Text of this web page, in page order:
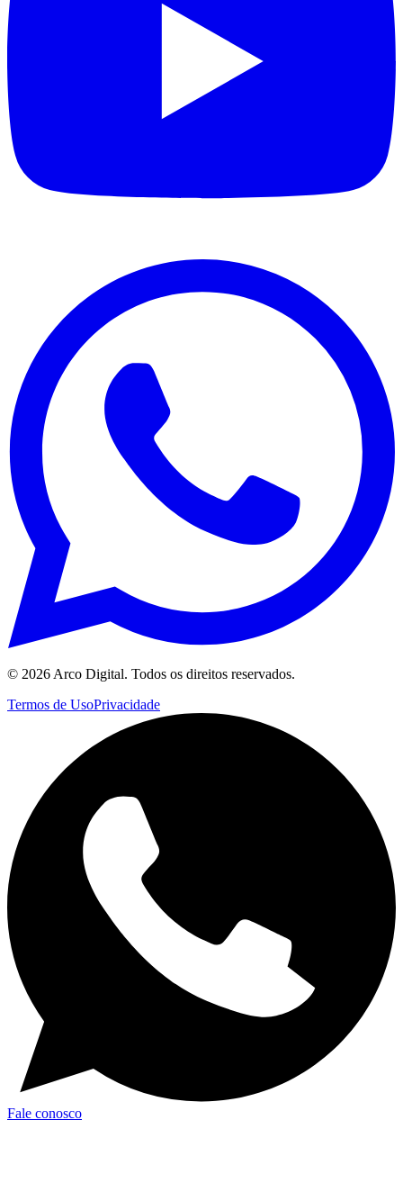
© 2026 Arco Digital. Todos os direitos reservados.
Termos de UsoPrivacidade
Fale conosco